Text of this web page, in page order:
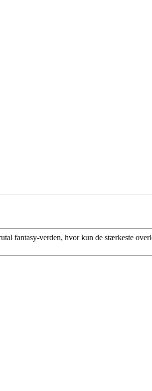
fantasy-verden, hvor kun de stærkeste